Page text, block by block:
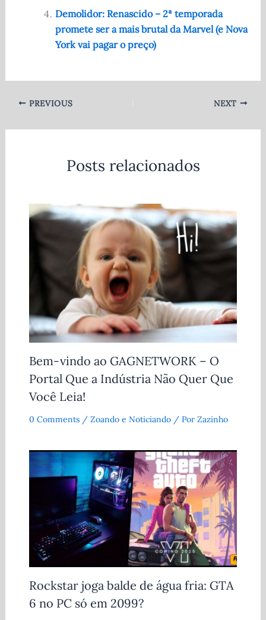
Demolidor: Renascido – 2ª temporada
promete ser a mais brutal da Marvel (e Nova
York vai pagar o preço)
PREVIOUS NEXT
Posts relacionados
Bem-vindo ao GAGNETWORK – O
Portal Que a Indústria Não Quer Que
Você Leia!
0 Comments / Zoando e Noticiando/ Por Zazinho
Rockstar joga balde de água fria: GTA
6 no PC só em 2099?